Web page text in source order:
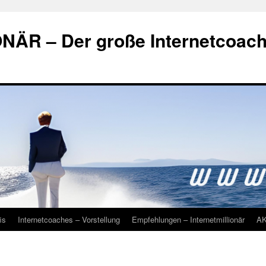
– Der große
Internetcoaches – Vorstellung Empfehlungen – Internetmillionär